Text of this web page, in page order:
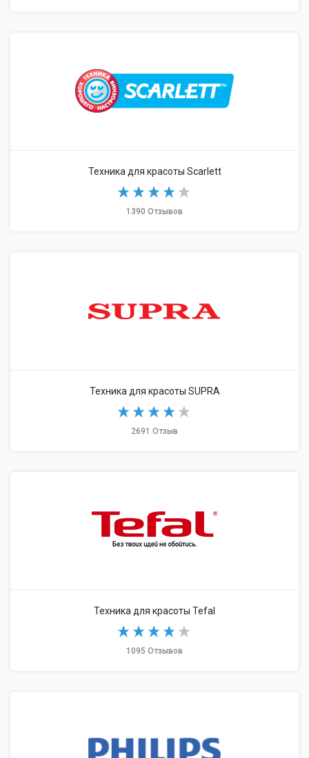
Техника для красоты Scarlett
1390 Отзывов
Техника для красоты SUPRA
2691 Отзыв
Техника для красоты Tefal
1095 Отзывов